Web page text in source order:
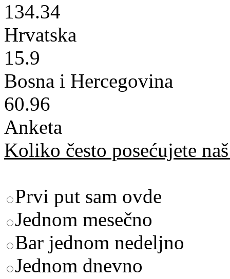
134.34
Hrvatska
15.9
Bosna i Hercegovina
60.96
Anketa
Koliko često posećujete
Prvi put sam ovde
Jednom mesečno
Bar jednom nedeljno
Jednom dnevno